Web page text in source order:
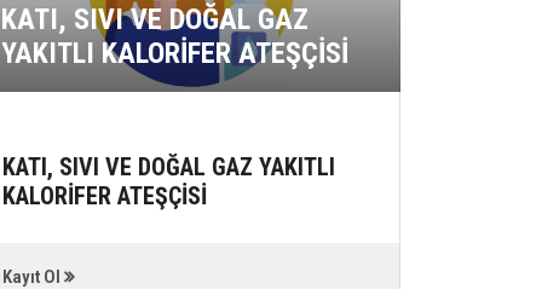
KATI, SIVI VE DOĞAL GAZ
YAKITLI KALORİFER ATEŞÇİSİ
KATI, SIVI VE DOĞAL GAZ YAKITLI
KALORİFER ATEŞÇİSİ
Kayıt Ol